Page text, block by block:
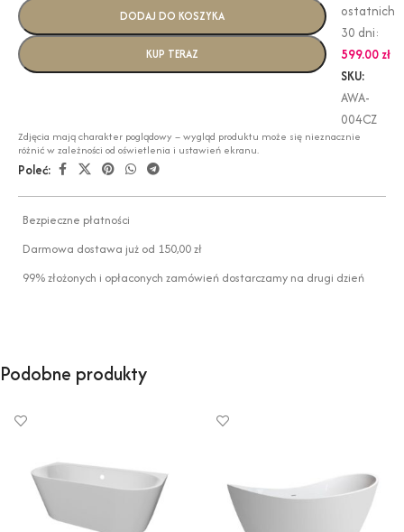
DODAJ DO KOSZYKA
KUP TERAZ
ostatnich
30 dni:
599.00 zł
SKU:
AWA-
004CZ
Zdjęcia mają charakter poglądowy – wygląd produktu może się nieznacznie
różnić w zależności od oświetlenia i ustawień ekranu.
Poleć:
Bezpieczne płatności
Darmowa dostawa już od 150,00 zł
99% złożonych i opłaconych zamówień dostarczamy na drugi dzień
Podobne produkty